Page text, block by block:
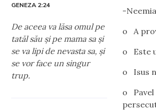
-
o A
o Este
o Isus
o Pavel
GENEZA 2:24
De aceea va lăsa omul pe
tatăl său şi pe mama sa şi
se va lipi de nevasta sa, şi
se vor face un singur
trup.